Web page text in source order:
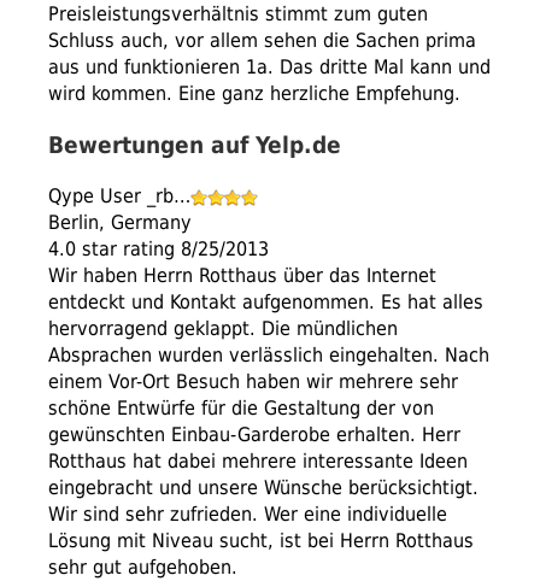
Preisleistungsverhältnis stimmt zum guten
Schluss auch, vor allem sehen die Sachen prima
aus und funktionieren 1a. Das dritte Mal kann und
wird kommen. Eine ganz herzliche Empfehung.
Bewertungen auf Yelp.de
Qype User _rb…
Berlin, Germany
4.0 star rating 8/25/2013
Wir haben Herrn Rotthaus über das Internet
entdeckt und Kontakt aufgenommen. Es hat alles
hervorragend geklappt. Die mündlichen
Absprachen wurden verlässlich eingehalten. Nach
einem Vor-Ort Besuch haben wir mehrere sehr
schöne Entwürfe für die Gestaltung der von
gewünschten Einbau-Garderobe erhalten. Herr
Rotthaus hat dabei mehrere interessante Ideen
eingebracht und unsere Wünsche berücksichtigt.
Wir sind sehr zufrieden. Wer eine individuelle
Lösung mit Niveau sucht, ist bei Herrn Rotthaus
sehr gut aufgehoben.